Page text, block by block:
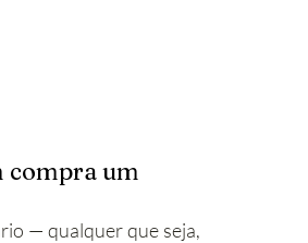
compra um
— qualquer que seja,